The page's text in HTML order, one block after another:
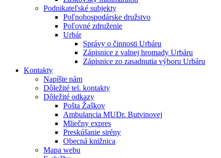
Podnikateľské subjekty
Poľnohospodárske družstvo
Poľovné združenie
Urbár
Správy o činnosti Urbáru
Zápisnice z valnej hromady Urbáru
Zápisnice zo zasadnutia výboru Urbáru
Kontakty
Napíšte nám
Dôležité tel. kontakty
Dôležité odkazy
Pošta Žaškov
Ambulancia MUDr. Butvinovej
Mliečny expres
Preskúšanie sirény
Obecná knižnica
Mapa webu